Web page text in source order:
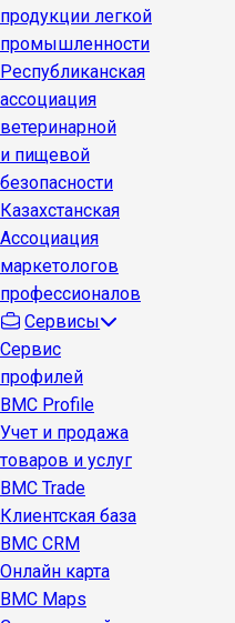
продукции легкой
промышленности
Республиканская
ассоциация
ветеринарной
и пищевой
безопасности
Казахстанская
Ассоциация
маркетологов
профессионалов
Сервисы
Сервис
профилей
BMC Profile
Учет и продажа
товаров и услуг
BMC Trade
Клиентская база
BMC CRM
Онлайн карта
BMC Maps